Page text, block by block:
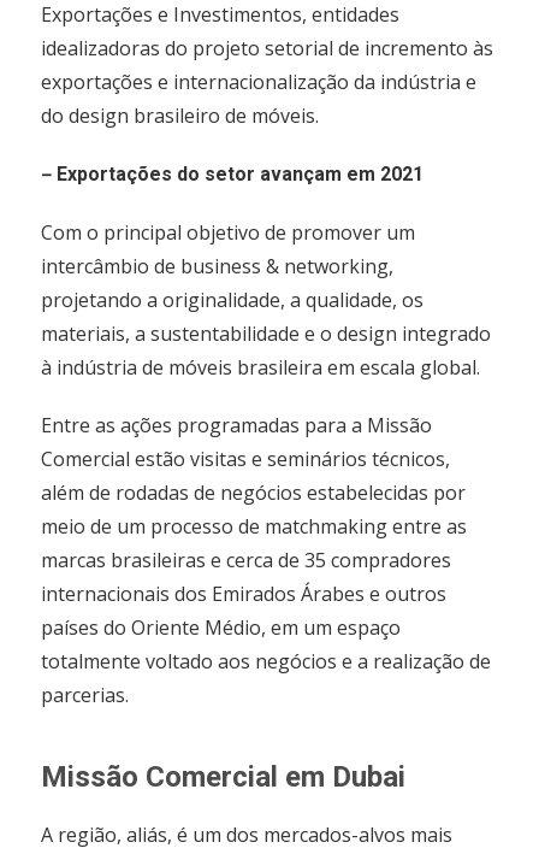
Exportações e Investimentos, entidades
idealizadoras do projeto setorial de incremento às
exportações e internacionalização da indústria e
do design brasileiro de móveis.
– Exportações do setor avançam em 2021
Com o principal objetivo de promover um
intercâmbio de business & networking,
projetando a originalidade, a qualidade, os
materiais, a sustentabilidade e o design integrado
à indústria de móveis brasileira em escala global.
Entre as ações programadas para a Missão
Comercial estão visitas e seminários técnicos,
além de rodadas de negócios estabelecidas por
meio de um processo de matchmaking entre as
marcas brasileiras e cerca de 35 compradores
internacionais dos Emirados Árabes e outros
países do Oriente Médio, em um espaço
totalmente voltado aos negócios e a realização de
parcerias.
Missão Comercial em Dubai
A região, aliás, é um dos mercados-alvos mais